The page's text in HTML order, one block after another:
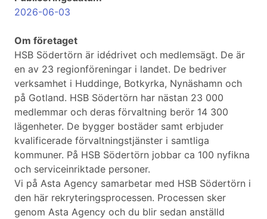
2026-06-03
Om företaget
HSB Södertörn är idédrivet och medlemsägt. De är
en av 23 regionföreningar i landet. De bedriver
verksamhet i Huddinge, Botkyrka, Nynäshamn och
på Gotland. HSB Södertörn har nästan 23 000
medlemmar och deras förvaltning berör 14 300
lägenheter. De bygger bostäder samt erbjuder
kvalificerade förvaltningstjänster i samtliga
kommuner. På HSB Södertörn jobbar ca 100 nyfikna
och serviceinriktade personer.
Vi på Asta Agency samarbetar med HSB Södertörn i
den här rekryteringsprocessen. Processen sker
genom Asta Agency och du blir sedan anställd